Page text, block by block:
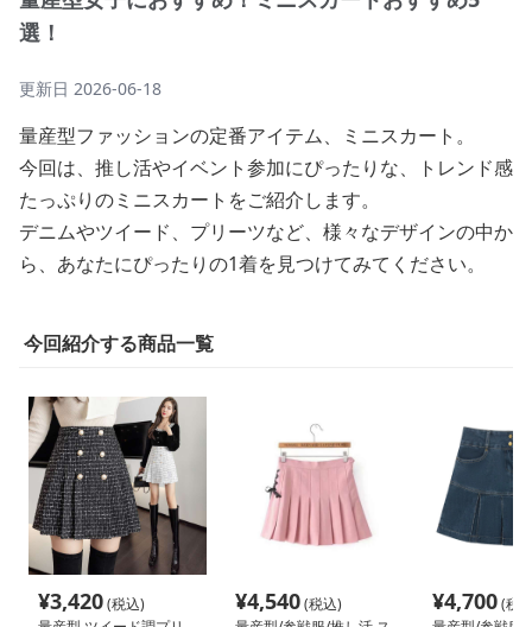
選！
更新日 2026-06-18
量産型ファッションの定番アイテム、ミニスカート。
今回は、推し活やイベント参加にぴったりな、トレンド感
たっぷりのミニスカートをご紹介します。
デニムやツイード、プリーツなど、様々なデザインの中か
ら、あなたにぴったりの1着を見つけてみてください。
今回紹介する商品一覧
¥3,420(税込)
¥4,540(税込)
¥4,700(税